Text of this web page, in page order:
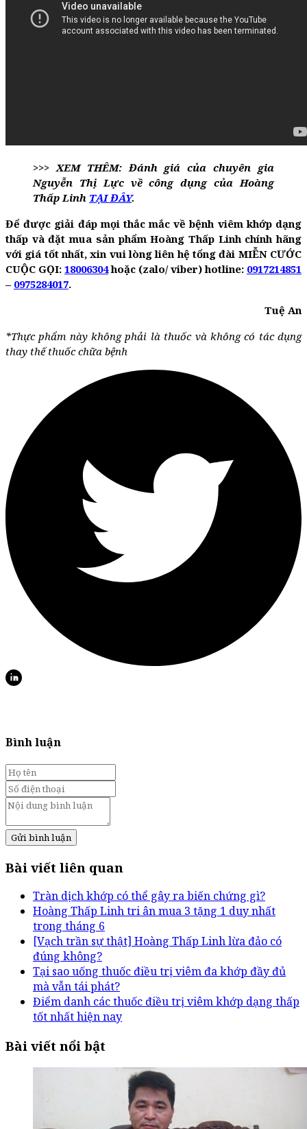
>>> XEM THÊM: Đánh giá của chuyên gia
Nguyễn Thị Lực về công dụng của Hoàng
Thấp Linh TẠI ĐÂY.
Để được giải đáp mọi thắc mắc về bệnh viêm khớp dạng
thấp và đặt mua sản phẩm Hoàng Thấp Linh chính hãng
với giá tốt nhất, xin vui lòng liên hệ tổng đài MIỄN CƯỚC
CUỘC GỌI: 18006304hoặc (zalo/ viber) hotline: 0917214851
– 0975284017.
Tuệ An
*Thực phẩm này không phải là thuốc và không có tác dụng
thay thế thuốc chữa bệnh
Bình luận
Gửi bình luận
Bài viết liên quan
Tràn dịch khớp có thể gây ra biến chứng gì?
Hoàng Thấp Linh tri ân mua 3 tặng 1 duy nhất
trong tháng 6
[Vạch trần sự thật] Hoàng Thấp Linh lừa đảo có
đúng không?
Tại sao uống thuốc điều trị viêm đa khớp đầy đủ
mà vẫn tái phát?
Điểm danh các thuốc điều trị viêm khớp dạng thấp
tốt nhất hiện nay
Bài viết nổi bật